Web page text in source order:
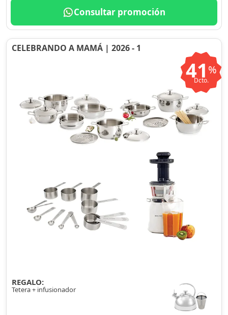
Consultar promoción
CELEBRANDO A MAMÁ | 2026 - 1
41 %
Dcto.
REGALO:
Tetera + infusionador